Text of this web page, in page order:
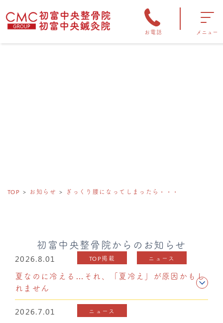
お電話 メニュー
TOP お知らせ ぎっくり腰になってしまったら・・・
初富中央整骨院からのお知らせ
2026.8.01 TOP掲載 ニュース
夏なのに冷える…それ、「夏冷え」が原因かもし
れません
2026.7.01 ニュース